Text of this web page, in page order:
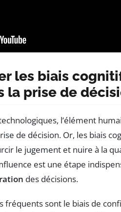
les biais
la prise de
l’élément
de décision. Or, les biais
le jugement et nuire à la
est une étape
des décisions.
fréquents sont le biais de